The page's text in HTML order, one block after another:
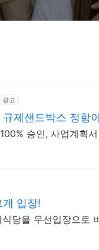
광고
제샌드박스 정항
승인, 사업계획
입장!
당을 우선입장으로